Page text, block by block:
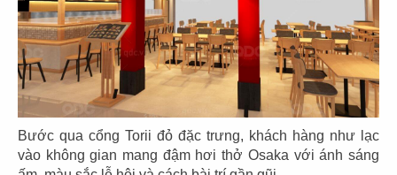
Bước qua cổng Torii đỏ đặc trưng, khách hàng như lạc
vào không gian mang đậm hơi thở Osaka với ánh sáng
THIẾT KẾ NHÀ HÀNG NHẬT UNAGI
Chủ đầu tư: CÔNG TY TNHH UNAGI VIETNAM
Diện tích: 145m2
Địa điểm: 6A Thái Văn Lung, Phường Bến Nghé, Tp